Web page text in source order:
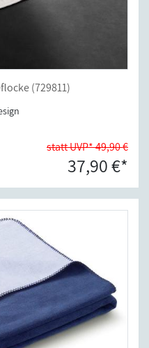
(729811)
statt UVP* 49,90 €
37,90 €*